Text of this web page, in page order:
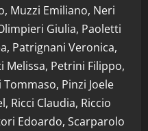
Muzzi Emiliano, Neri
Giulia, Paoletti
Patrignani Veronica,
Melissa, Petrini Filippo,
Pinzi Joele
Ricci Claudia, Riccio
Edoardo, Scarparolo